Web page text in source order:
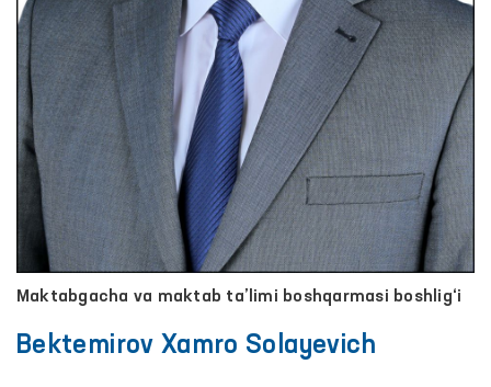
Maktabgacha va maktab ta’limi boshqarmasi boshlig‘i
Bektemirov Xamro Solayevich